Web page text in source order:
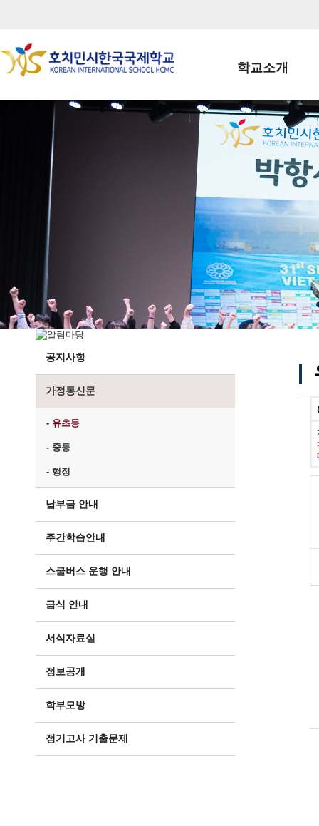
학교소개
학교장인사말
학생회장인사말
학교상징
학교 CI
교직원현황
학생현황
위치/전화
전경사진
공지사항
가정통신문
- 유초등
- 중등
- 행정
납부금 안내
주간학습안내
스쿨버스 운행 안내
급식 안내
서식자료실
정보공개
학부모방
정기고사 기출문제